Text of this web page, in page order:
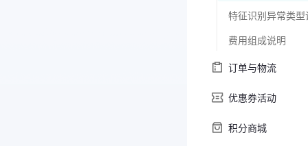
特征识别异常类型
费用组成说明
订单与物流
优惠券活动
积分商城